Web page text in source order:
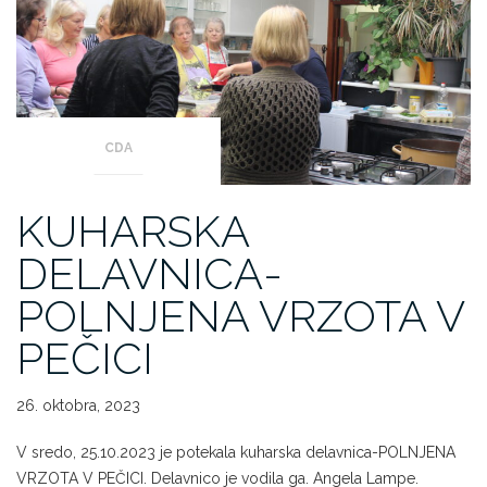
CDA
KUHARSKA
DELAVNICA-
POLNJENA VRZOTA V
PEČICI
26. oktobra, 2023
V sredo, 25.10.2023 je potekala kuharska delavnica-POLNJENA
VRZOTA V PEČICI. Delavnico je vodila ga. Angela Lampe.